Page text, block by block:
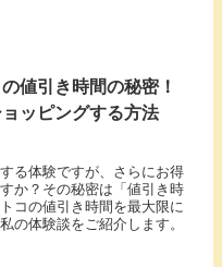
値引き時間の秘密！
ッピングする方法
る体験ですが、さらにお得
か？その秘密は「値引き時
コの値引き時間を最大限に
の体験談をご紹介します。